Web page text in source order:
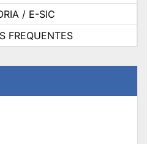
/ E-SIC
FREQUENTES